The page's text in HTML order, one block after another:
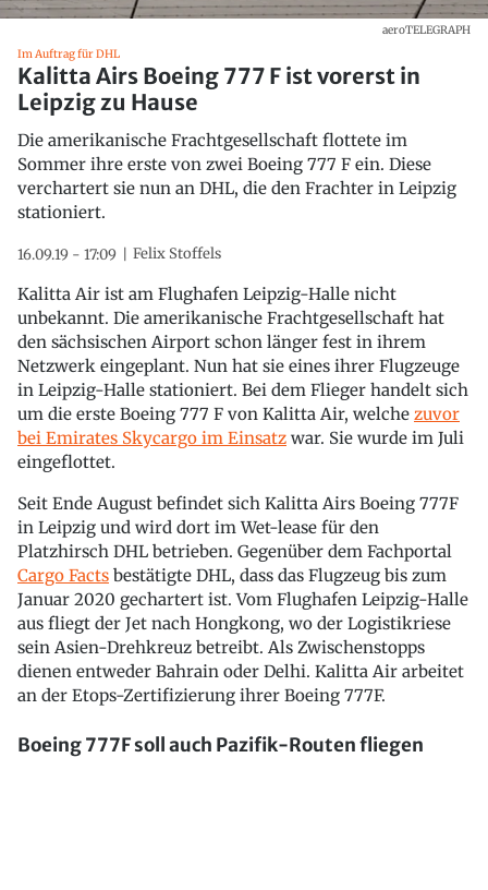
aeroTELEGRAPH
Im Auftrag für DHL
Kalitta Airs Boeing 777 F ist vorerst in
Leipzig zu Hause
Die amerikanische Frachtgesellschaft flottete im
Sommer ihre erste von zwei Boeing 777 F ein. Diese
verchartert sie nun an DHL, die den Frachter in Leipzig
stationiert.
16.09.19 - 17:09 Felix Stoffels
Kalitta Air ist am Flughafen Leipzig-Halle nicht
unbekannt. Die amerikanische Frachtgesellschaft hat
den sächsischen Airport schon länger fest in ihrem
Netzwerk eingeplant. Nun hat sie eines ihrer Flugzeuge
in Leipzig-Halle stationiert. Bei dem Flieger handelt sich
um die erste Boeing 777 F von Kalitta Air, welche zuvor
bei Emirates Skycargo im Einsatz war. Sie wurde im Juli
eingeflottet.
Seit Ende August befindet sich Kalitta Airs Boeing 777F
in Leipzig und wird dort im Wet-lease für den
Platzhirsch DHL betrieben. Gegenüber dem Fachportal
Cargo Facts bestätigte DHL, dass das Flugzeug bis zum
Januar 2020 gechartert ist. Vom Flughafen Leipzig-Halle
aus fliegt der Jet nach Hongkong, wo der Logistikriese
sein Asien-Drehkreuz betreibt. Als Zwischenstopps
dienen entweder Bahrain oder Delhi. Kalitta Air arbeitet
an der Etops-Zertifizierung ihrer Boeing 777F.
Boeing 777F soll auch Pazifik-Routen fliegen